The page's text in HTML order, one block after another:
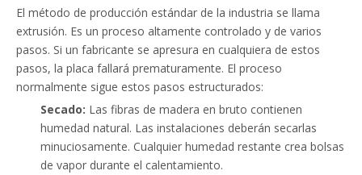
El método de producción estándar de la industria se llama
extrusión. Es un proceso altamente controlado y de varios
pasos. Si un fabricante se apresura en cualquiera de estos
pasos, la placa fallará prematuramente. El proceso
normalmente sigue estos pasos estructurados:
Secado: Las fibras de madera en bruto contienen
humedad natural. Las instalaciones deberán secarlas
minuciosamente. Cualquier humedad restante crea bolsas
de vapor durante el calentamiento.